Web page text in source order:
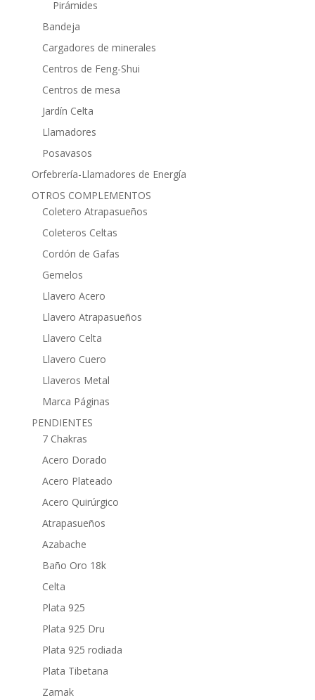
Pirámides
Bandeja
Cargadores de minerales
Centros de Feng-Shui
Centros de mesa
Jardín Celta
Llamadores
Posavasos
Orfebrería-Llamadores de Energía
OTROS COMPLEMENTOS
Coletero Atrapasueños
Coleteros Celtas
Cordón de Gafas
Gemelos
Llavero Acero
Llavero Atrapasueños
Llavero Celta
Llavero Cuero
Llaveros Metal
Marca Páginas
PENDIENTES
7 Chakras
Acero Dorado
Acero Plateado
Acero Quirúrgico
Atrapasueños
Azabache
Baño Oro 18k
Celta
Plata 925
Plata 925 Dru
Plata 925 rodiada
Plata Tibetana
Zamak